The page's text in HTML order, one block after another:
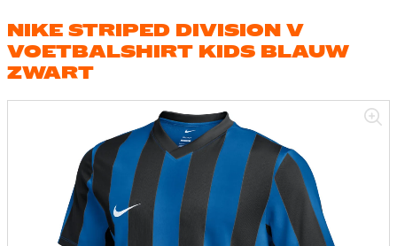
NIKE STRIPED DIVISION V
VOETBALSHIRT KIDS BLAUW
ZWART